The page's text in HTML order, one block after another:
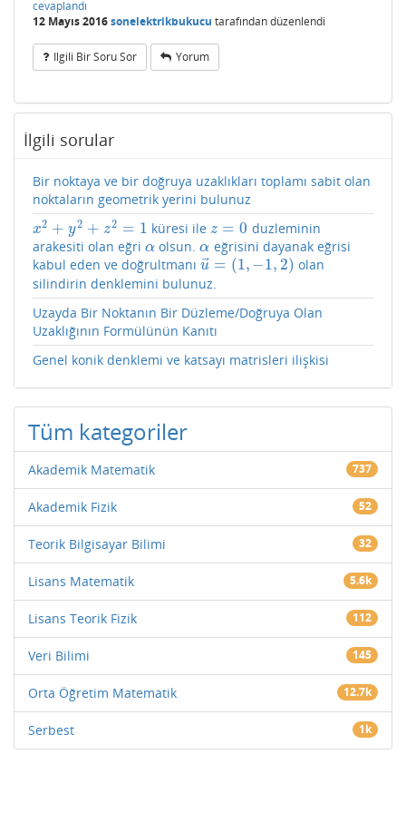
cevaplandı
12 Mayıs 2016sonelektrikbukucu tarafındandüzenlendi
Ilgili Bir Soru Sor Yorum
İlgili sorular
Bir noktaya ve bir doğruya uzaklıkları toplamı sabit olan
noktaların geometrik yerini bulunuz
x2 + y2 + z2 = 1
x2+y2 +z2 =1 küresi ilez = 0
z=0
duzleminin
arakesiti olan eğri α
α olsun.α
α eğrisini dayanak eğrisi
kabul eden ve doğrultmanı u⃗ = (1,−1, 2)
u→= 1,− 1,2)
olan
silindirin denklemini bulunuz.
Uzayda Bir Noktanın Bir Düzleme/Doğruya Olan
Uzaklığının Formülünün Kanıtı
Genel konik denklemi ve katsayı matrisleri ilişkisi
Tüm kategoriler
Akademik Matematik 737
Akademik Fizik 52
Teorik Bilgisayar Bilimi 32
Lisans Matematik 5.6k
Lisans Teorik Fizik 112
Veri Bilimi 145
Orta Öğretim Matematik 12.7k
Serbest 1k